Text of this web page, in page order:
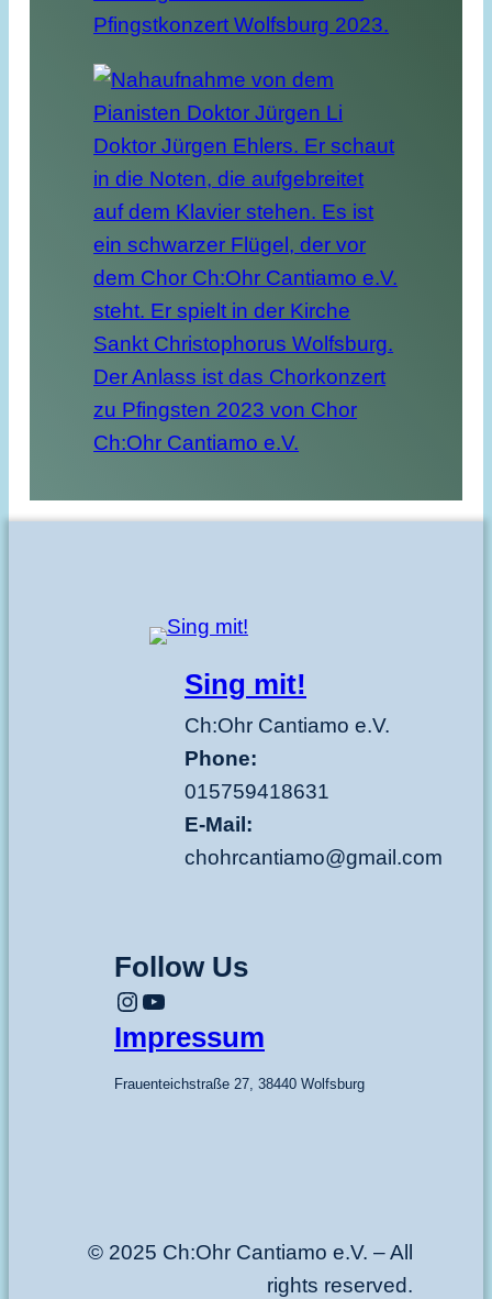
Sing mit!
Ch:Ohr Cantiamo e.V.
Phone:
015759418631
E-Mail:
chohrcantiamo@gmail.com
Follow Us
Instagram
YouTube
Impressum
Frauenteichstraße 27, 38440 Wolfsburg
© 2025 Ch:Ohr Cantiamo e.V. – All
rights reserved.